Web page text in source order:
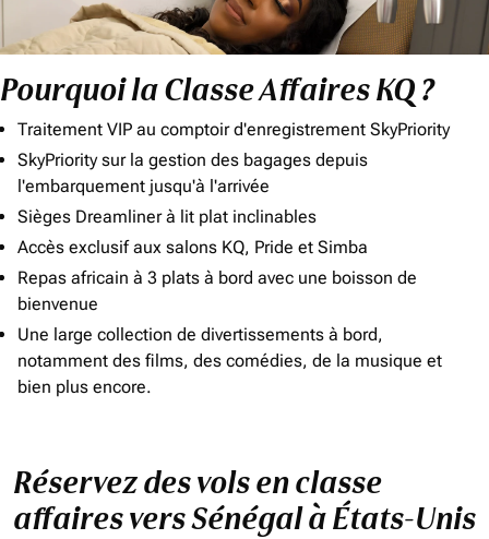
Pourquoi la Classe Affaires KQ ?
Traitement VIP au comptoir d'enregistrement SkyPriority
SkyPriority sur la gestion des bagages depuis
l'embarquement jusqu'à l'arrivée
Sièges Dreamliner à lit plat inclinables
Accès exclusif aux salons KQ, Pride et Simba
Repas africain à 3 plats à bord avec une boisson de
bienvenue
Une large collection de divertissements à bord,
notamment des films, des comédies, de la musique et
bien plus encore.
Réservez des vols en classe
affaires vers Sénégal à États-Unis